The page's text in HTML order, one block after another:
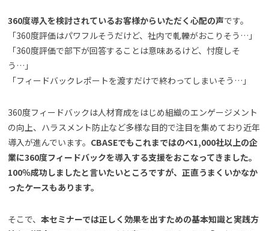
360度導入を検討されているお客様からいただく心配の声です。
「360度評価はパワフルそうだけど、社内で軋轢がおこりそう…」
「360度評価で部下が回答することは意味あるけど、忖度しそ
う…」
「フィードバックレポートを渡すだけで終わってしまいそう…」
360度フィードバックは人材育成をはじめ組織のエンゲージメント
の向上、ハラスメント防止など多様な目的で注目を集めており近年
導入が進んでいます。 CBASEでもこれまではのべ1,000社以上の企
業に360度フィードバックを導入する支援をおこなってきました。
100％成功しましたと言いたいところですが、正直うまくいかなか
ったケースもあります。
そこで、 本セミナーでは正しく効果を出すための基本知識と実践方